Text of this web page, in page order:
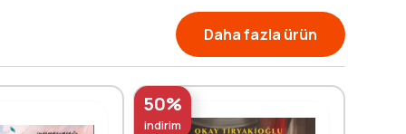
Daha fazla ürün
50%
indirim